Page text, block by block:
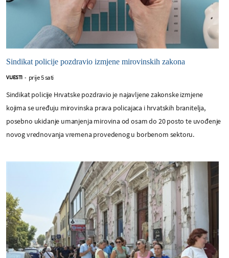
Sindikat policije pozdravio izmjene mirovinskih zakona
VIJESTI - prije 5 sati
Sindikat policije Hrvatske pozdravio je najavljene zakonske izmjene
kojima se uređuju mirovinska prava policajaca i hrvatskih branitelja,
posebno ukidanje umanjenja mirovina od osam do 20 posto te uvođenje
novog vrednovanja vremena provedenog u borbenom sektoru.